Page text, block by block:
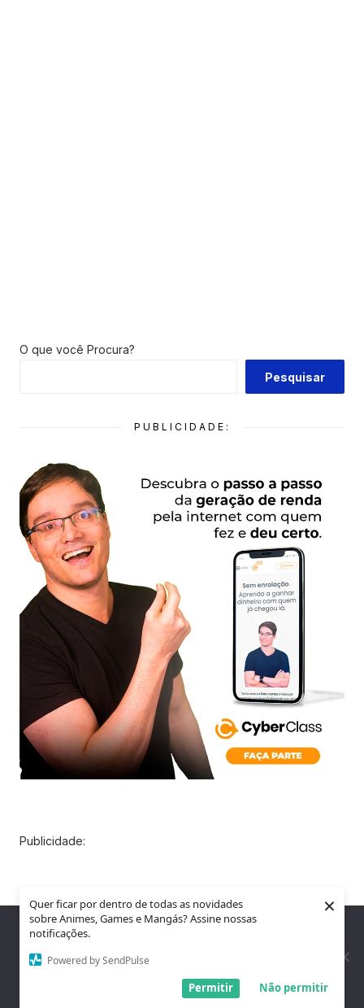
Quer ficar por dentro de todas as novidades
sobre Animes, Games e Mangás? Assine nossas
notificações.
Powered by SendPulse
Não permitir
Permitir
×
O que você Procura?
Pesquisar
PUBLICIDADE:
Publicidade:
Nós utilizamos cookies para garantir que você tenha a melhor
experiência em nosso site. Se você continua a usar este site,
assumimos que você está satisfeito.
Entendi!